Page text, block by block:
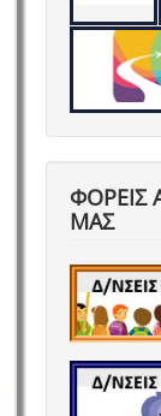
ΦΟΡΕΙΣ
ΜΑΣ